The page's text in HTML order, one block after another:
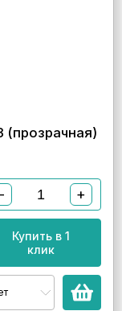
(прозрачная)
+
Купить в 1
клик